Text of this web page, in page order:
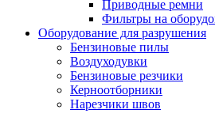
Приводные ремни
Фильтры на
Оборудование для разрушения
Бензиновые пилы
Воздуходувки
Бензиновые резчики
Керноотборники
Нарезчики швов